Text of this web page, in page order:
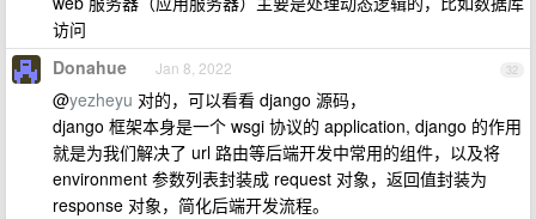
访问
32
Donahue Jan 8, 2022
@yezheyu 对的，可以看看 django 源码，
django 框架本身是一个 wsgi 协议的 application, django 的作用
就是为我们解决了 url 路由等后端开发中常用的组件，以及将
environment 参数列表封装成 request 对象，返回值封装为
response 对象，简化后端开发流程。